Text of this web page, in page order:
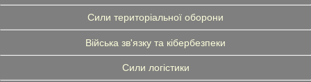
Сили територіальної оборони
Війська зв'язку та кібербезпеки
Сили логістики